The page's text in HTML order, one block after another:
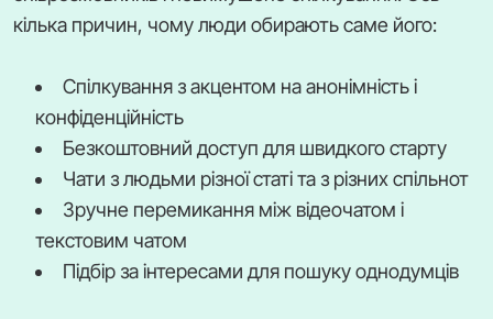
кілька причин, чому люди обирають саме його:
Спілкування з акцентом на анонімність і
конфіденційність
Безкоштовний доступ для швидкого старту
Чати з людьми різної статі та з різних спільнот
Зручне перемикання між відеочатом і
текстовим чатом
Підбір за інтересами для пошуку однодумців